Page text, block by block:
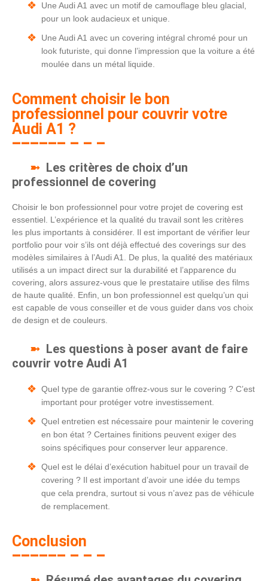
Une Audi A1 avec un motif de camouflage bleu glacial,
pour un look audacieux et unique.
Une Audi A1 avec un covering intégral chromé pour un
look futuriste, qui donne l’impression que la voiture a été
moulée dans un métal liquide.
Comment choisir le bon
professionnel pour couvrir votre
Audi A1 ?
Les critères de choix d’un
professionnel de covering
Choisir le bon professionnel pour votre projet de covering est
essentiel. L’expérience et la qualité du travail sont les critères
les plus importants à considérer. Il est important de vérifier leur
portfolio pour voir s’ils ont déjà effectué des coverings sur des
modèles similaires à l’Audi A1. De plus, la qualité des matériaux
utilisés a un impact direct sur la durabilité et l’apparence du
covering, alors assurez-vous que le prestataire utilise des films
de haute qualité. Enfin, un bon professionnel est quelqu’un qui
est capable de vous conseiller et de vous guider dans vos choix
de design et de couleurs.
Les questions à poser avant de faire
couvrir votre Audi A1
Quel type de garantie offrez-vous sur le covering ? C’est
important pour protéger votre investissement.
Quel entretien est nécessaire pour maintenir le covering
en bon état ? Certaines finitions peuvent exiger des
soins spécifiques pour conserver leur apparence.
Quel est le délai d’exécution habituel pour un travail de
covering ? Il est important d’avoir une idée du temps
que cela prendra, surtout si vous n’avez pas de véhicule
de remplacement.
Conclusion